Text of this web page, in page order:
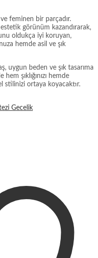
feminen bir parçadır.
görünüm kazandırarak,
oldukça iyi koruyan,
hemde asil ve şık
uygun beden ve şık tasarıma
şıklığınızı hemde
stilinizi ortaya koyacaktır.
Gecelik